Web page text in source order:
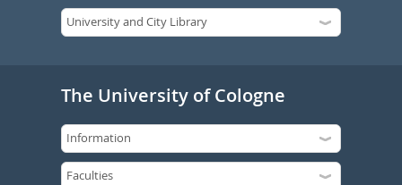
The University of Cologne